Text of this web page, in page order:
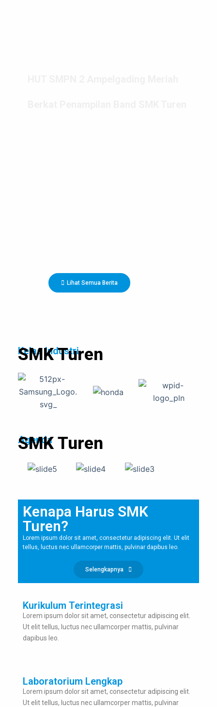
Lihat Semua Berita
Kelas Industri
SMK Turen
Agenda
SMK Turen
Kenapa Harus SMK
Turen?
Lorem ipsum dolor sit amet, consectetur adipiscing elit. Ut elit
tellus, luctus nec ullamcorper mattis, pulvinar dapibus leo.
Selengkapnya
Kurikulum Terintegrasi
Lorem ipsum dolor sit amet, consectetur adipiscing elit.
Ut elit tellus, luctus nec ullamcorper mattis, pulvinar
dapibus leo.
Laboratorium Lengkap
Lorem ipsum dolor sit amet, consectetur adipiscing elit.
Ut elit tellus, luctus nec ullamcorper mattis, pulvinar